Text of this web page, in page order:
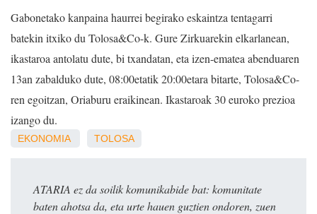
Gabonetako kanpaina haurrei begirako eskaintza tentagarri
batekin itxiko du Tolosa&Co-k. Gure Zirkuarekin elkarlanean,
ikastaroa antolatu dute, bi txandatan, eta izen-ematea abenduaren
13an zabalduko dute, 08:00etatik 20:00etara bitarte, Tolosa&Co-
ren egoitzan, Oriaburu eraikinean. Ikastaroak 30 euroko prezioa
izango du.
EKONOMIA TOLOSA
ATARIA ez da soilik komunikabide bat: komunitate
baten ahotsa da, eta urte hauen guztien ondoren, zuen